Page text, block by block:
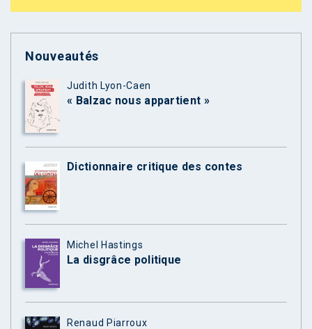
Nouveautés
Judith Lyon-Caen
« Balzac nous appartient »
Dictionnaire critique des contes
Michel Hastings
La disgrâce politique
Renaud Piarroux